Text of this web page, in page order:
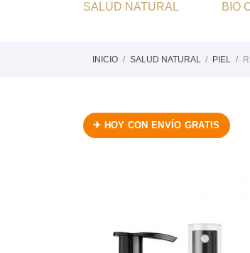
SALUD NATURAL BIO
INICIO SALUD NATURAL PIEL
✈ HOY CON ENVÍO GRATIS